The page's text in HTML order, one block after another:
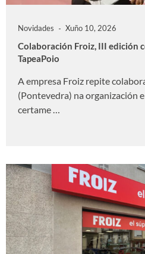
Novidades Xuño 10, 2026
Colaboración Froiz, III edición
TapeaPoio
A empresa Froiz repite
(Pontevedra) na organización
certame …